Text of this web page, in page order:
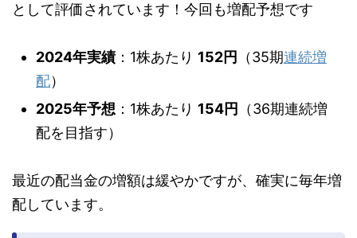
として評価されています！今回も増配予想です
2024年実績：1株あたり 152円 （35期連続増
配）
2025年予想 ：1株あたり 154円
（36期連続増
配を目指す）
最近の配当金の増額は緩やかですが、確実に毎年増
配しています。